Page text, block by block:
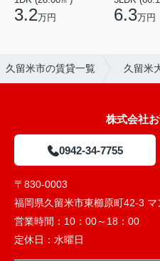
3.2万円 6.3万円
久留米市の賃貸一覧 久留米
株式会社
0942-34-7755
〒830-0003
福岡県久留米市東櫛原町42-3
営業時間： 10：00～18：00
定休日： 水曜日